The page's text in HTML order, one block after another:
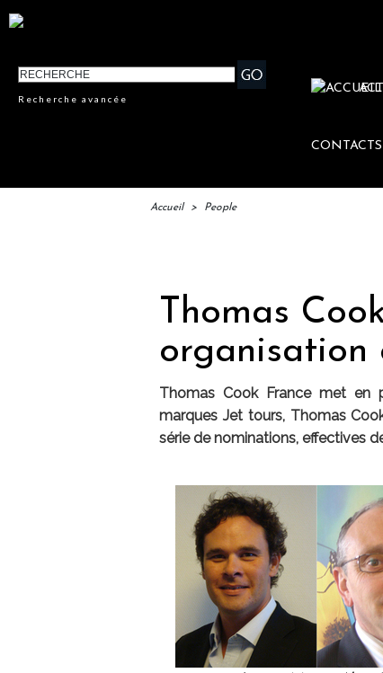
Recherche avancée
CONTACTS
Accueil > People
Thomas
organisation
Thomas Cook France met en
marques Jet tours, Thomas
série de nominations, effectives